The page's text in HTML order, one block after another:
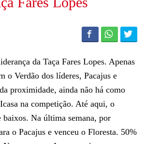
da Taça Fares Lopes. Apenas
o Verdão dos líderes, Pacajus e
proximidade, ainda não há como
na competição. Até aqui, o
baixos. Na última semana, por
o Pacajus e venceu o Floresta. 50%